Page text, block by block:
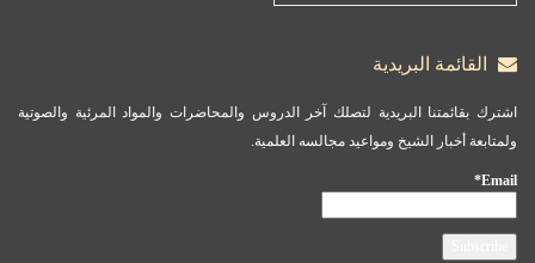
القائمة البريدية
اشترك بقائمتنا البريدية لتصلك آخر الدروس والمحاضرات والمواد المرئية والصوتية
ولمتابعة أخبار الشيخ ومواعيد مجالسه العلمية.
Email*